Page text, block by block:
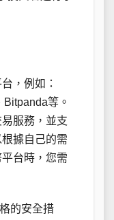
，例如：
等。
服務，並支
據自己的需
台時，您需
的安全措